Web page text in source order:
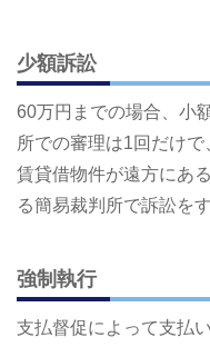
少額訴訟
60万円までの場合、小
所での審理は1回だけで
賃貸借物件が遠方にあ
る簡易裁判所で訴訟を
強制執行
支払督促によって支払